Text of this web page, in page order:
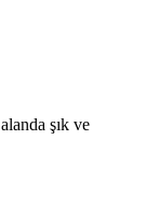
şık ve